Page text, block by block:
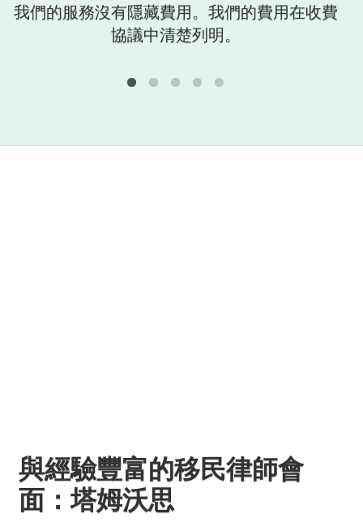
我們的服務沒有隱藏費用。我們的費用在收費
協議中清楚列明。
與經驗豐富的移民律師會
面：塔姆沃思